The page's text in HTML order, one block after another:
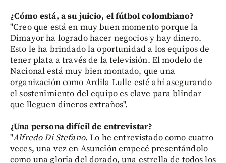
¿Cómo está, a su juicio, el fútbol colombiano?
"Creo que está en muy buen momento porque la
Dimayor ha logrado hacer negocios y hay dinero.
Esto le ha brindado la oportunidad a los equipos de
tener plata a través de la televisión. El modelo de
Nacional está muy bien montado, que una
organización como Ardila Lulle esté ahí asegurando
el sostenimiento del equipo es clave para blindar
que lleguen dineros extraños".
¿Una persona difícil de entrevistar?
"Alfredo Di Stefano. Lo he entrevistado como cuatro
veces, una vez en Asunción empecé presentándolo
como una gloria del dorado, una estrella de todos los